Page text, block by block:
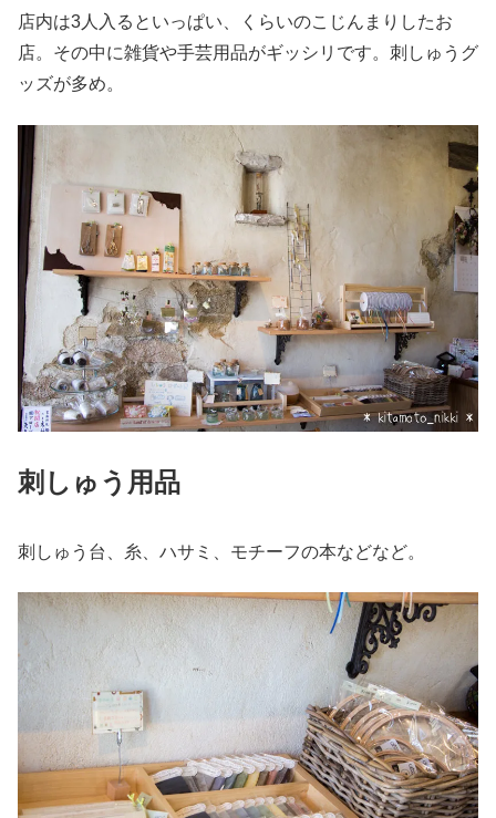
店内は3人入るといっぱい、くらいのこじんまりしたお
店。その中に雑貨や手芸用品がギッシリです。刺しゅうグ
ッズが多め。
刺しゅう用品
刺しゅう台、糸、ハサミ、モチーフの本などなど。